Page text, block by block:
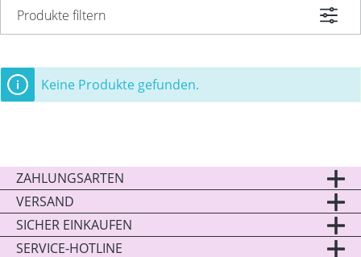
Produkte filtern
Keine Produkte gefunden.
ZAHLUNGSARTEN
VERSAND
SICHER EINKAUFEN
SERVICE-HOTLINE